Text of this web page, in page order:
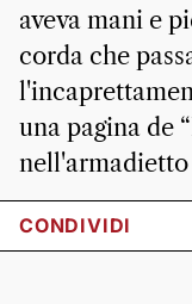
aveva mani e
corda che
una pagina de
CONDIVIDI